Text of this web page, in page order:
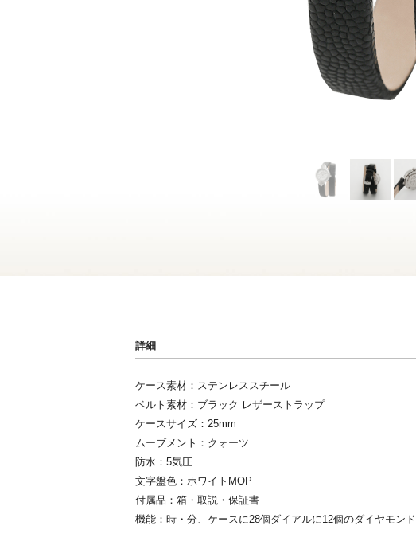
詳細
ケース素材：ステンレススチール
ベルト素材：ブラック レザーストラップ
ケースサイズ：25mm
ムーブメント：クォーツ
防水：5気圧
文字盤色：ホワイトMOP
付属品：箱・取説・保証書
機能：時・分、ケースに28個ダイアルに12個のダイヤモンド